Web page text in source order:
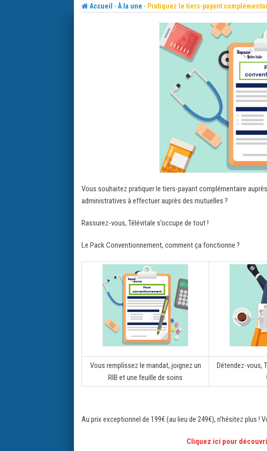
Accueil -À la une - Pratiquez le tiers-payant
Vous souhaitez pratiquer le tiers-payant complémentaire
administratives à effectuer auprès des mutuelles ?
Rassurez-vous, Télévitale s’occupe de tout !
Le Pack Conventionnement, comment ça fonctionne ?
Vous remplissez le mandat, joignez un
RIB et une feuille de soins
Détendez-vous,
Au prix exceptionnel de 199€ (au lieu de 249€), n’hésitez plus !
Cliquez ici pour